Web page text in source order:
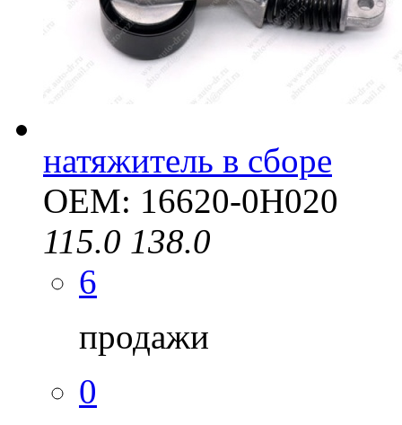
натяжитель в сборе
OEM: 16620-0H020
115.0 138.0
6
продажи
0